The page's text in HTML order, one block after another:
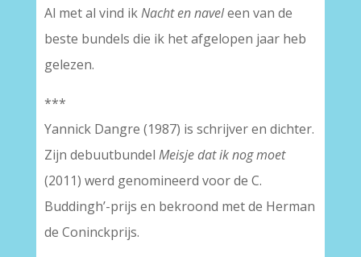
Al met al vind ikNacht en naveleen van de
beste bundels die ik het afgelopen jaar heb
gelezen.
***
Yannick Dangre (1987) is schrijver en dichter.
Zijn debuutbundel Meisje dat ik nog moet
(2011) werd genomineerd voor de C.
Buddingh’-prijs en bekroond met de Herman
de Coninckprijs.